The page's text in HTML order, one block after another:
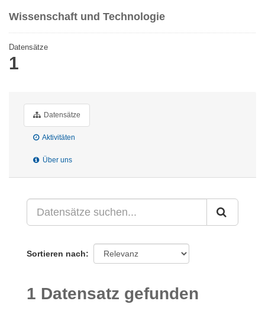
Wissenschaft und Technologie
Datensätze
1
Datensätze
Aktivitäten
Über uns
Sortieren nach
1 Datensatz gefunden